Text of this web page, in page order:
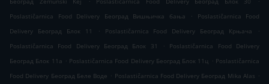
Poslastičarnica Food Delivery Београд Вишњичка бања
.
Poslastičarnica Food
Delivery Београд Блок 11
. Poslastičarnica Food Delivery Београд Крњача
.
Poslastičarnica Food Delivery Београд Блок 31
.
Poslastičarnica Food Delivery
Београд Блок 11а . Poslastičarnica Food Delivery Београд Блок 11ц . Poslastičarnica
Food Delivery Београд Беле Воде . Poslastičarnica Food Delivery Београд Mika Alas .